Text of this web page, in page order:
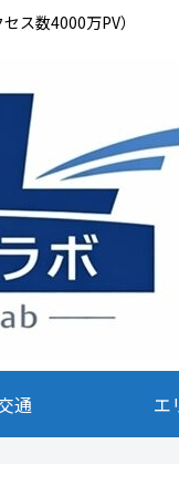
ス数4000万PV）
通 エ